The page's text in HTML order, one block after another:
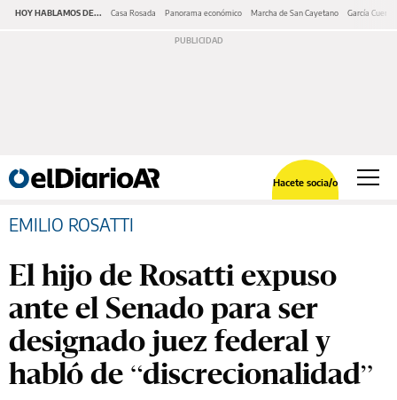
HOY HABLAMOS DE... Casa Rosada Panorama económico Marcha de San Cayetano García Cuerva
Hacete socia/o
EMILIO ROSATTI
El hijo de Rosatti expuso
ante el Senado para ser
designado juez federal y
habló de “discrecionalidad”